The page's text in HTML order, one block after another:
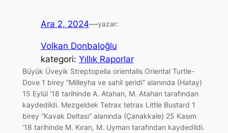
Ara 2, 2024—yazar:
Volkan Donbaloğlu
kategori: Yıllık Raporlar
Büyük Üveyik Streptopelia orientalis Oriental Turtle-
Dove 1 birey “Milleyha ve sahil şeridi” alanında (Hatay)
15 Eylül ’18 tarihinde A. Atahan, M. Atahan tarafından
kaydedildi. Mezgeldek Tetrax tetrax Little Bustard 1
birey “Kavak Deltası” alanında (Çanakkale) 25 Kasım
’18 tarihinde M. Kıran, M. Uyman tarafından kaydedildi.